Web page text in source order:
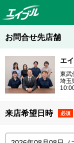
お問合せ先店舗
エ
東武
埼玉
来店希望日時 必須